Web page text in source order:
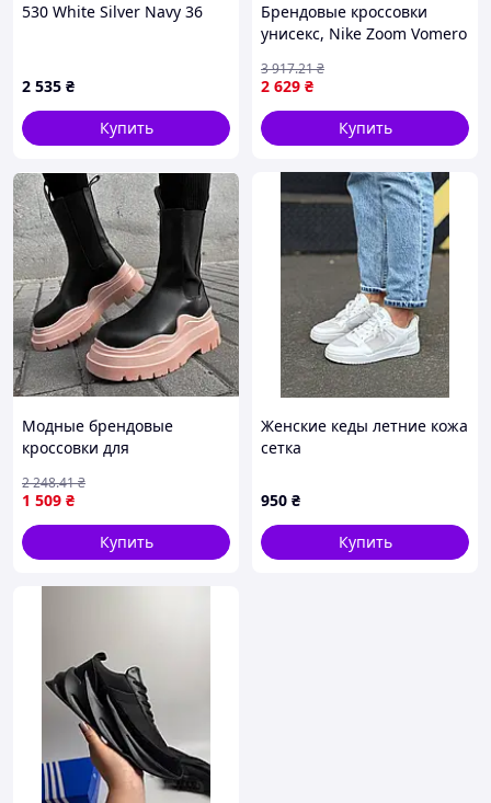
530 White Silver Navy 36
2 535 ₴
Купить
Брендовые кроссовки
унисекс, Nike Zoom Vomero
2 629 ₴
3 917.21₴
Купить
Модные брендовые
кроссовки для
Bottega Veneta Black Pink
40
1 509 ₴
2 248.41₴
Купить
Женские кеды летние кожа
сетка
950 ₴
Купить